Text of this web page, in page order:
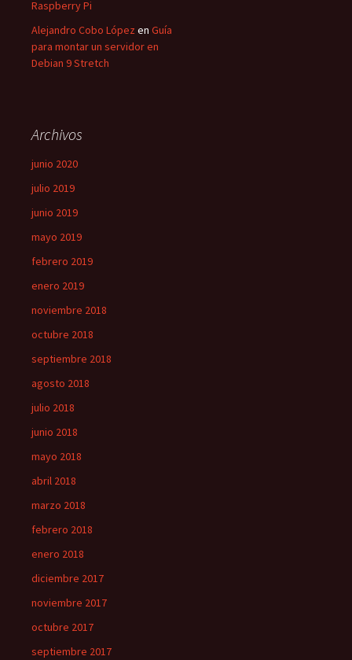
Raspberry Pi
Alejandro Cobo López en Guía
para montar un servidor en
Debian 9 Stretch
Archivos
junio 2020
julio 2019
junio 2019
mayo 2019
febrero 2019
enero 2019
noviembre 2018
octubre 2018
septiembre 2018
agosto 2018
julio 2018
junio 2018
mayo 2018
abril 2018
marzo 2018
febrero 2018
enero 2018
diciembre 2017
noviembre 2017
octubre 2017
septiembre 2017